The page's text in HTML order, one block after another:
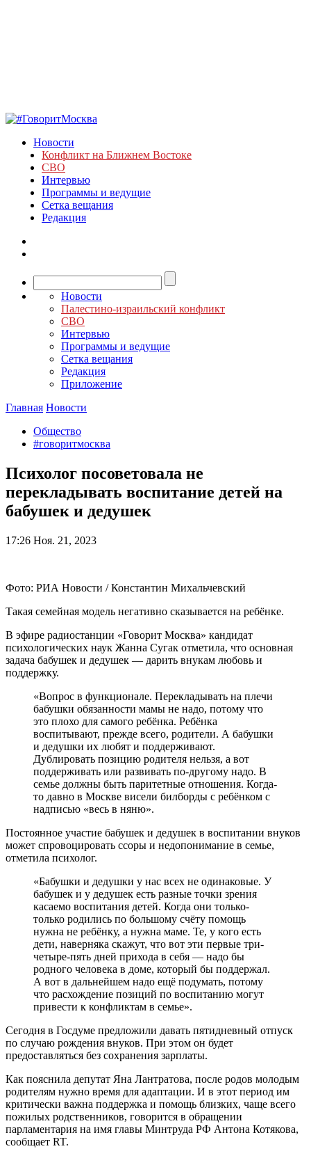
Новости
Конфликт на Ближнем Востоке
СВО
Интервью
Программы и ведущие
Сетка вещания
Редакция
Новости
Палестино-израильский конфликт
СВО
Интервью
Программы и ведущие
Сетка вещания
Редакция
Приложение
Главная Новости
Общество
#говоритмосква
Психолог посоветовала не
перекладывать воспитание детей на
бабушек и дедушек
17:26 Ноя. 21, 2023
Фото: РИА Новости / Константин Михальчевский
Такая семейная модель негативно сказывается на ребёнке.
В эфире радиостанции «Говорит Москва» кандидат
психологических наук Жанна Сугак отметила, что основная
задача бабушек и дедушек — дарить внукам любовь и
поддержку.
«Вопрос в функционале. Перекладывать на плечи
бабушки обязанности мамы не надо, потому что
это плохо для самого ребёнка. Ребёнка
воспитывают, прежде всего, родители. А бабушки
и дедушки их любят и поддерживают.
Дублировать позицию родителя нельзя, а вот
поддерживать или развивать по-другому надо. В
семье должны быть паритетные отношения. Когда-
то давно в Москве висели билборды с ребёнком с
надписью «весь в няню».
Постоянное участие бабушек и дедушек в воспитании внуков
может спровоцировать ссоры и недопонимание в семье,
отметила психолог.
«Бабушки и дедушки у нас всех не одинаковые. У
бабушек и у дедушек есть разные точки зрения
касаемо воспитания детей. Когда они только-
только родились по большому счёту помощь
нужна не ребёнку, а нужна маме. Те, у кого есть
дети, наверняка скажут, что вот эти первые три-
четыре-пять дней прихода в себя — надо бы
родного человека в доме, который бы поддержал.
А вот в дальнейшем надо ещё подумать, потому
что расхождение позиций по воспитанию могут
привести к конфликтам в семье».
Сегодня в Госдуме предложили давать пятидневный отпуск
по случаю рождения внуков. При этом он будет
предоставляться без сохранения зарплаты.
Как пояснила депутат Яна Лантратова, после родов молодым
родителям нужно время для адаптации. И в этот период им
критически важна поддержка и помощь близких, чаще всего
пожилых родственников, говорится в обращении
парламентария на имя главы Минтруда РФ Антона Котякова,
сообщает RT.